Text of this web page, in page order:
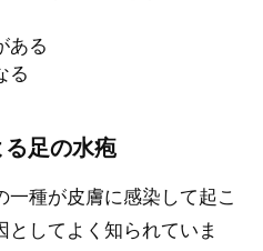
ある
る
足の水疱
種が皮膚に感染して起こ
としてよく知られていま